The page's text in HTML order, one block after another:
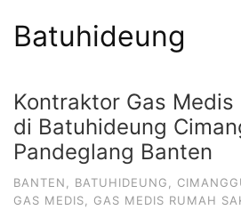
Batuhideung
Kontraktor Gas Medis
di Batuhideung
Pandeglang Banten
BANTEN BATUHIDEUNG
GAS MEDIS
GAS MEDIS RUMAH